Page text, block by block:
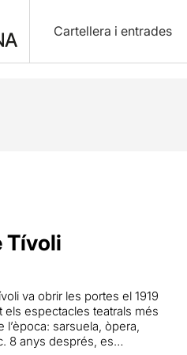
Cartellera i entrades
Tívoli
va obrir les portes el 1919
els espectacles teatrals més
l’època: sarsuela, òpera,
8 anys després, es